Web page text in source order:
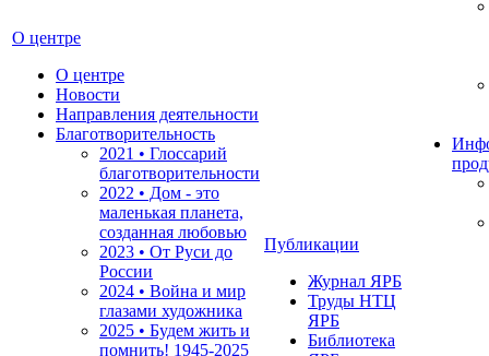
О центре
О центре
Новости
Направления деятельности
Благотворительность
2021 • Глоссарий
благотворительности
2022 • Дом - это
маленькая планета,
созданная любовью
2023 • От Руси до
России
2024 • Война и мир
глазами художника
2025 • Будем жить и
помнить! 1945-2025
Публикации
Журнал ЯРБ
Труды НТЦ
ЯРБ
Библиотека